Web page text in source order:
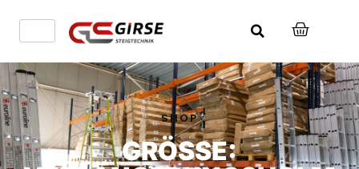
SHOP
GRÖSSE: V